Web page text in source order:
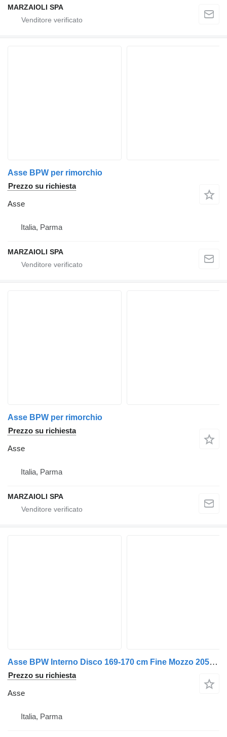
MARZAIOLI SPA
Asse BPW per rimorchio
Prezzo su richiesta
Asse
Italia, Parma
MARZAIOLI SPA
Asse BPW per rimorchio
Prezzo su richiesta
Asse
Italia, Parma
MARZAIOLI SPA
Asse BPW Interno Disco 169-170 cm Fine Mozzo 205-206 cm per rimorchio
Prezzo su richiesta
Asse
Italia, Parma